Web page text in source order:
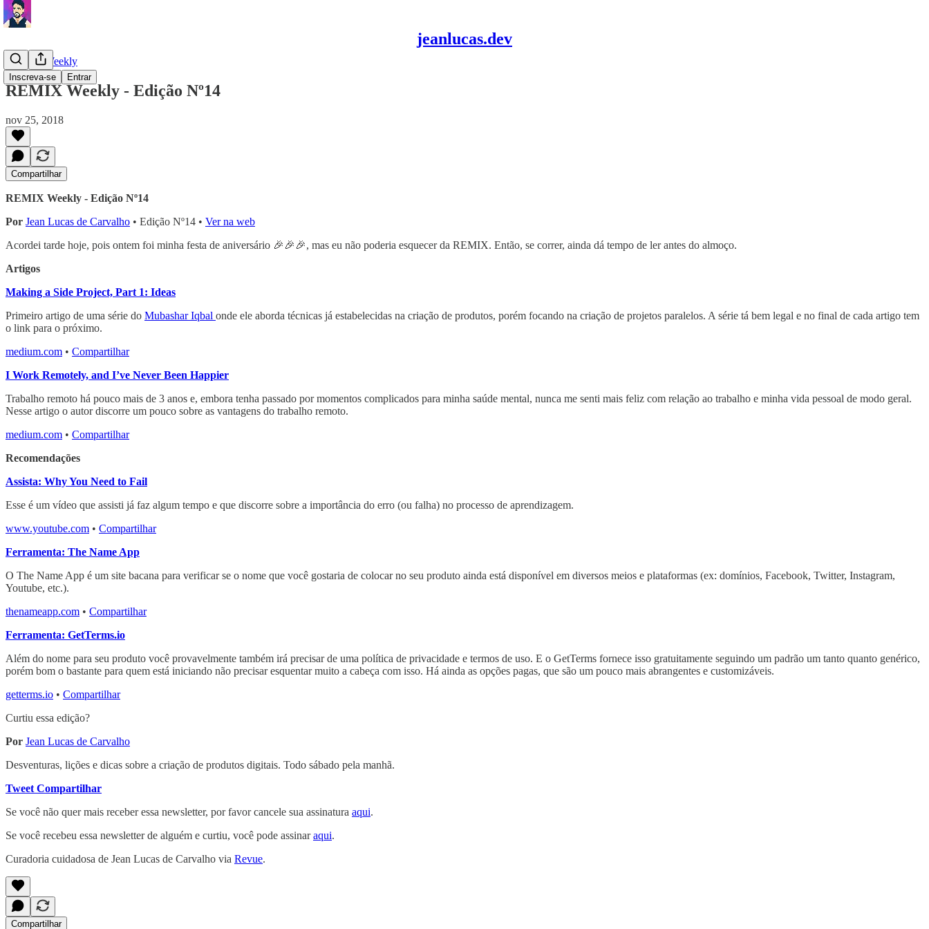
jeanlucas.dev
Inscreva-se Entrar
REMIX Weekly
REMIX Weekly - Edição Nº14
nov 25, 2018
Compartilhar
REMIX Weekly - Edição Nº14
Por Jean Lucas de Carvalho • Edição Nº14 • Ver na web
Acordei tarde hoje, pois ontem foi minha festa de aniversário 🎉🎉🎉, mas eu não poderia esquecer da REMIX. Então, se correr, ainda dá tempo de ler antes do almoço.
Artigos
Making a Side Project, Part 1: Ideas
Primeiro artigo de uma série do Mubashar Iqbal onde ele aborda técnicas já estabelecidas na criação de produtos, porém focando na criação de projetos paralelos. A série tá bem legal e no final de cada artigo tem
o link para o próximo.
medium.com • Compartilhar
I Work Remotely, and I’ve Never Been Happier
Trabalho remoto há pouco mais de 3 anos e, embora tenha passado por momentos complicados para minha saúde mental, nunca me senti mais feliz com relação ao trabalho e minha vida pessoal de modo geral.
Nesse artigo o autor discorre um pouco sobre as vantagens do trabalho remoto.
medium.com • Compartilhar
Recomendações
Assista: Why You Need to Fail
Esse é um vídeo que assisti já faz algum tempo e que discorre sobre a importância do erro (ou falha) no processo de aprendizagem.
www.youtube.com • Compartilhar
Ferramenta: The Name App
O The Name App é um site bacana para verificar se o nome que você gostaria de colocar no seu produto ainda está disponível em diversos meios e plataformas (ex: domínios, Facebook, Twitter, Instagram,
Youtube, etc.).
thenameapp.com • Compartilhar
Ferramenta: GetTerms.io
Além do nome para seu produto você provavelmente também irá precisar de uma política de privacidade e termos de uso. E o GetTerms fornece isso gratuitamente seguindo um padrão um tanto quanto genérico,
porém bom o bastante para quem está iniciando não precisar esquentar muito a cabeça com isso. Há ainda as opções pagas, que são um pouco mais abrangentes e customizáveis.
getterms.io • Compartilhar
Curtiu essa edição?
Por Jean Lucas de Carvalho
Desventuras, lições e dicas sobre a criação de produtos digitais. Todo sábado pela manhã.
Tweet Compartilhar
Se você não quer mais receber essa newsletter, por favor cancele sua assinatura aqui.
Se você recebeu essa newsletter de alguém e curtiu, você pode assinaraqui.
Curadoria cuidadosa de Jean Lucas de Carvalho via Revue.
Compartilhar